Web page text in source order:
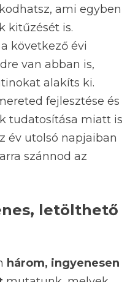
ami egyben
kitűzését is.
következő évi
van abban is,
alakíts ki.
fejlesztése és
tudatosítása miatt is
év utolsó napjaiban
szánnod az
letölthető
három, ingyenesen